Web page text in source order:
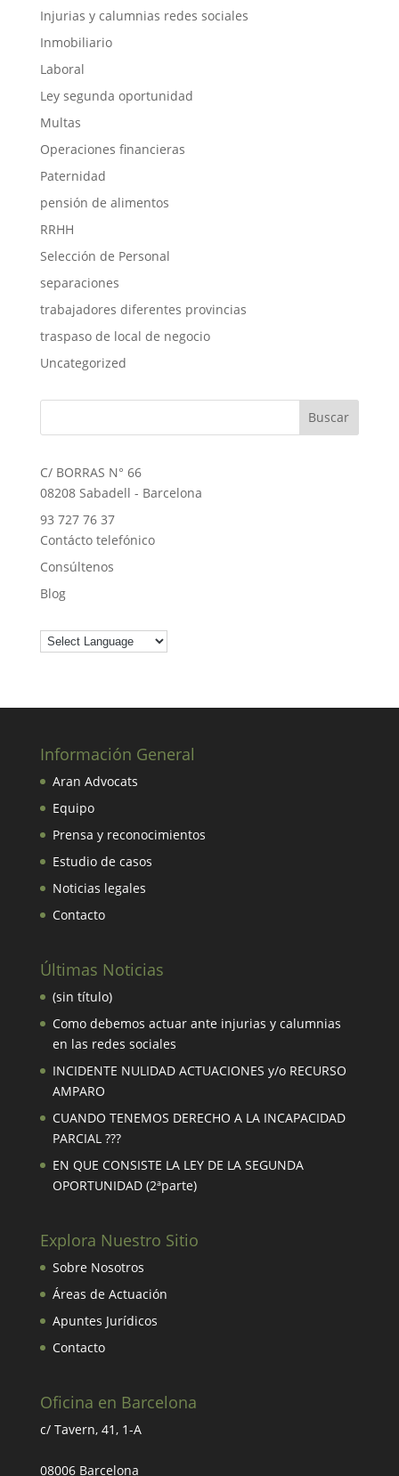
Injurias y calumnias redes sociales
Inmobiliario
Laboral
Ley segunda oportunidad
Multas
Operaciones financieras
Paternidad
pensión de alimentos
RRHH
Selección de Personal
separaciones
trabajadores diferentes provincias
traspaso de local de negocio
Uncategorized
C/ BORRAS N° 66
08208 Sabadell - Barcelona
93 727 76 37
Contácto telefónico
Consúltenos
Blog
Información General
Aran Advocats
Equipo
Prensa y reconocimientos
Estudio de casos
Noticias legales
Contacto
Últimas Noticias
(sin título)
Como debemos actuar ante injurias y calumnias
en las redes sociales
INCIDENTE NULIDAD ACTUACIONES y/o RECURSO
AMPARO
CUANDO TENEMOS DERECHO A LA INCAPACIDAD
PARCIAL ???
EN QUE CONSISTE LA LEY DE LA SEGUNDA
OPORTUNIDAD (2ªparte)
Explora Nuestro Sitio
Sobre Nosotros
Áreas de Actuación
Apuntes Jurídicos
Contacto
Oficina en Barcelona
c/ Tavern, 41, 1-A
08006 Barcelona